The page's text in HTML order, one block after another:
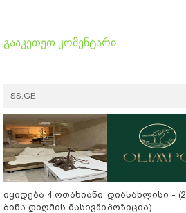
გააკეთეთ კომენტარი
SS.GE
იყიდება 4 ოთახიანი
ბინა დიღმის მასივში
დიასახლისი - (2
პოზიცია)